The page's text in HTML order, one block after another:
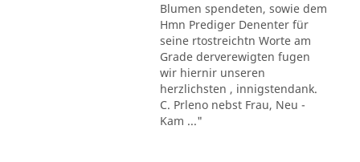
Blumen spendeten, sowie dem
Hmn Prediger Denenter für
seine rtostreichtn Worte am
Grade derverewigten fugen
wir hiernir unseren
herzlichsten , innigstendank.
C. Prleno nebst Frau, Neu -
Kam ..."